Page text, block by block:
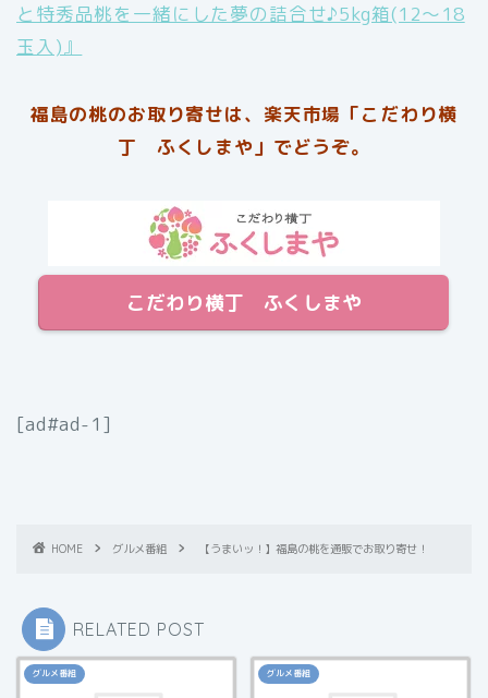
と特秀品桃を一緒にした夢の詰合せ♪5kg箱(12〜18
玉入)』
福島の桃のお取り寄せは、楽天市場「こだわり横
丁 ふくしまや」でどうぞ。
こだわり横丁 ふくしまや
[ad#ad-1]
HOME グルメ番組 【うまいッ！】福島の桃を通販でお取り寄せ！
RELATED POST
グルメ番組 グルメ番組